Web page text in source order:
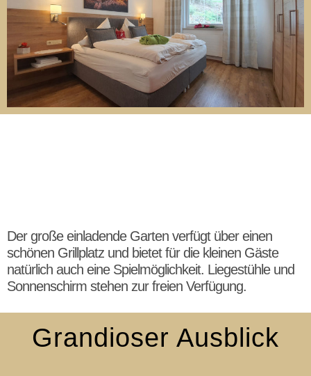
Der große einladende Garten verfügt über einen
schönen Grillplatz und bietet für die kleinen Gäste
natürlich auch eine Spielmöglichkeit. Liegestühle und
Sonnenschirm stehen zur freien Verfügung.
Grandioser Ausblick